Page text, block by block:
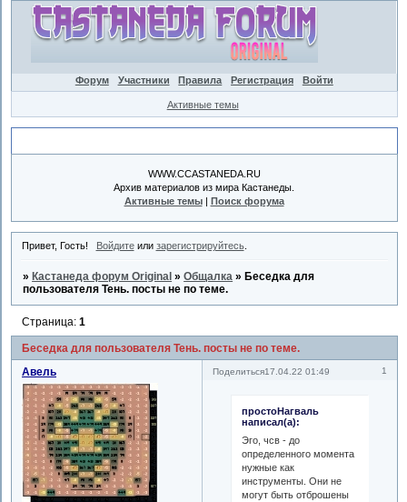
Форум Участники Правила Регистрация Войти
Активные темы
WWW.CCASTANEDA.RU
Архив материалов из мира Кастанеды.
Активные темы| Поиск форума
Привет, Гость! Войдитеили зарегистрируйтесь.
» Кастанеда форум Original »Общалка » Беседка для
пользователя Тень. посты не по теме.
Беседка для пользователя Тень. посты не по теме.
Страница:1
Поделиться 1
17.04.22 01:49
Авель
простоНагваль
написал(а):
Эго, чсв - до
определенного момента
нужные как
инструменты. Они не
могут быть отброшены